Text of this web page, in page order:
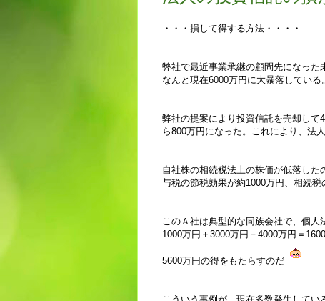
・・・損して得する方法・・・・
弊社で最近事業承継の顧問先になった
なんと現在6000万円に大暴落している。
弊社の提案により投資信託を売却して
ら800万円になった。これにより、法
自社株の相続税法上の株価が低落し
与税の節税効果が約1000万円、相続税
このＡ社は典型的な同族会社で、個
1000万円＋3000万円－4000万円＝
5600万円の得をもたらすのだ